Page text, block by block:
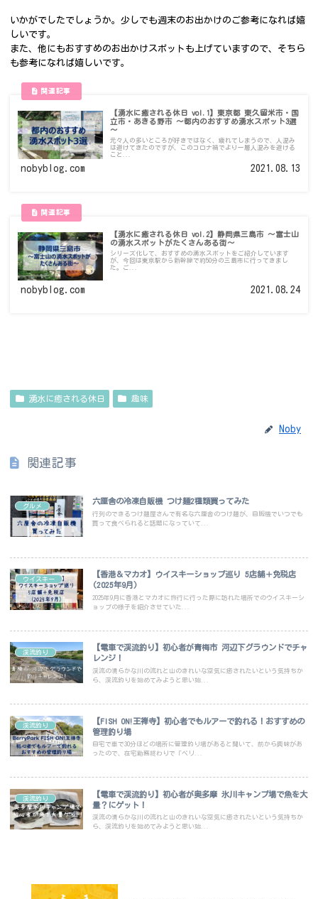
いかがでしたでしょうか。少しでも週末のお出かけのご参考になれば嬉
しいです。
また、他にもおすすめのお出かけスポットも上げていますので、そちら
も参考になれば嬉しいです。
【湧水に癒される休日 vol.1】東京都 東久留米市・国
立市・あきる野市 ～都内のおすすめ湧水スポット3選
～
元々人の多いところが好きではなく、疲れてしまうので、人混み
は避けてきたのですが、このコロナ禍でより一層人混みを避ける
こと...
nobyblog.com 2021.08.13
【湧水に癒される休日 vol.2】静岡県三島市 ～富士山
の湧水スポットがたくさんある街～
シリーズ化して、おすすめの湧水スポットをご紹介しています
が、今回は東京駅から新幹線で約50分の三島市に行ってきまし
た。ご...
nobyblog.com 2021.08.24
湧水に癒される休日 趣味
Noby
関連記事
グルメ
六厘舎の冷凍自販機 つけ麺2種類買ってみた
行列のできるつけ麺屋さんで有名な六厘舎のつけ麺が、自販機でいつでも
買って食べられると話題になっていて...
ウイスキー
【香港＆マカオ】ウイスキーショップ巡り 5店舗＋免税店
(2025年9月)
2025年9月に香港とマカオに旅行に行った際に訪れた場所でのウイスキーシ
ョップの様子を紹介させていた...
渓流釣り
【電車で渓流釣り】初心者が青梅市 河辺下グラウンドでチャ
レンジ！
渓流の清らかな川の流れと山のきれいな空気に癒されたいという気持ちか
ら、渓流釣りを始めてみようと思い始...
渓流釣り
【FISH ON!王禅寺】初心者でもルアーで釣れる！おすすめの
管理釣り場
自宅で車で30分ほどの場所に管理釣り場があると聞いて、前から興味があ
ったので、在宅勤務終わりで「ベリ...
渓流釣り
【電車で渓流釣り】初心者が奥多摩 氷川キャンプ場で魚を大
量？にゲット！
渓流の清らかな川の流れと山のきれいな空気に癒されたいという気持ちか
ら、渓流釣りを始めてみようと思い始...